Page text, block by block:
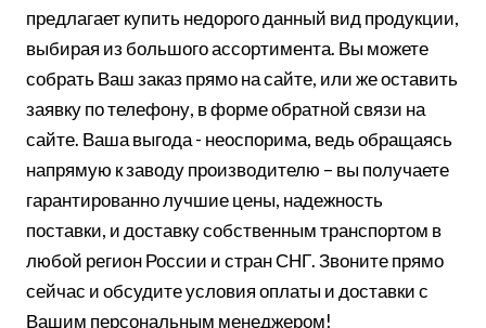
предлагает купить недорого данный вид продукции,
выбирая из большого ассортимента. Вы можете
собрать Ваш заказ прямо на сайте, или же оставить
заявку по телефону, в форме обратной связи на
сайте. Ваша выгода - неоспорима, ведь обращаясь
напрямую к заводу производителю – вы получаете
гарантированно лучшие цены, надежность
поставки, и доставку собственным транспортом в
любой регион России и стран СНГ. Звоните прямо
сейчас и обсудите условия оплаты и доставки с
Вашим персональным менеджером!